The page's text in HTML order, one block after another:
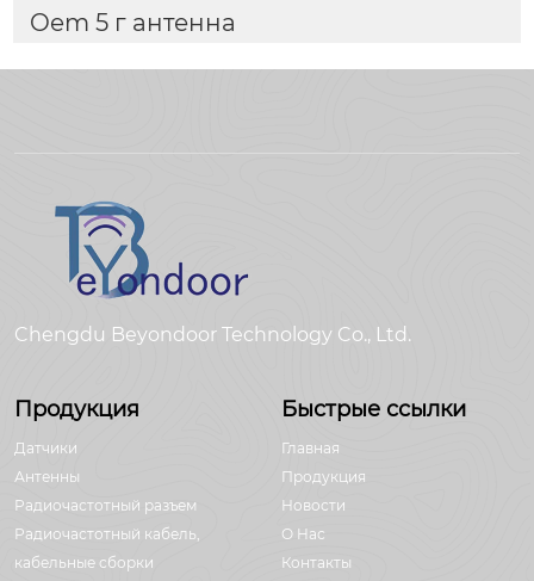
Oem 5 г антенна
Chengdu Beyondoor Technology Co., Ltd.
Продукция
Датчики
Антенны
Радиочастотный разъем
Радиочастотный кабель,
кабельные сборки
Быстрые ссылки
Главная
Продукция
Новости
О Hас
Контакты